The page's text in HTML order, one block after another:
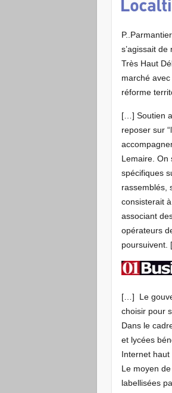
s’agissait
Très Haut
marché
réforme
[…] Soutien
reposer sur
Lemaire. On
spécifiques
rassemblés,
consisterait
associant
opérateurs
poursuivent.
[…] Le
choisir pour
Dans le
et lycées
Internet haut
Le moyen
labellisées